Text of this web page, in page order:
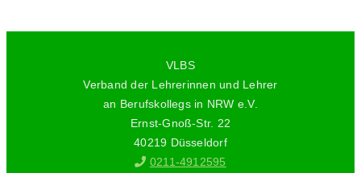
VLBS
Verband der Lehrerinnen und Lehrer
an Berufskollegs in NRW e.V.
Ernst-Gnoß-Str. 22
40219 Düsseldorf
0211-4912595